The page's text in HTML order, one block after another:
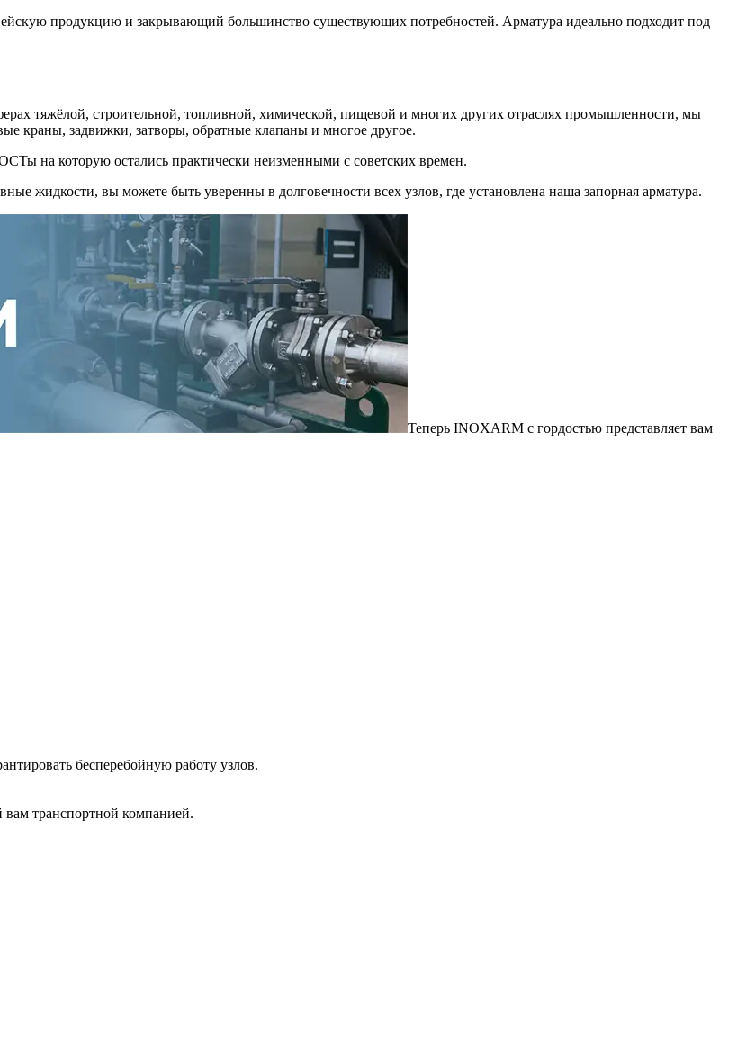
продукцию и закрывающий большинство существующих потребностей. Арматура идеально подходит под
тяжёлой, строительной, топливной, химической, пищевой и многих других отраслях промышленности, мы
краны, задвижки, затворы, обратные клапаны и многое другое.
на которую остались практически неизменными с советских времен.
жидкости, вы можете быть уверенны в долговечности всех узлов, где установлена наша запорная арматура.
Теперь INOXARM с гордостью представляет вам
бесперебойную работу узлов.
транспортной компанией.